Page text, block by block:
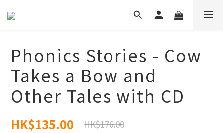
Phonics Stories - Cow
Takes a Bow and
Other Tales with CD
HK$135.00 HK$176.00